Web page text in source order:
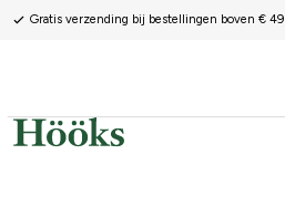
Gratis verzending bij bestellingen boven € 49